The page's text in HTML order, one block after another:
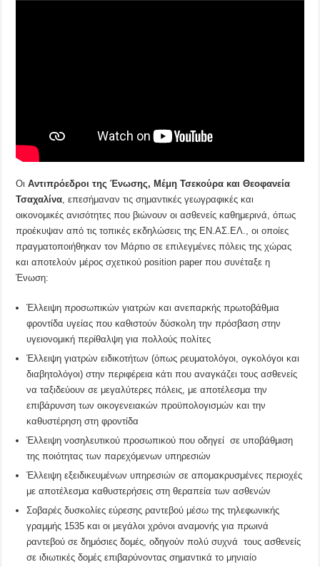
ΟιΑντιπρόεδροι της Ένωσης, Μέμη Τσεκούρα και Θεοφανεία
Τσαχαλίνα, επεσήμαναν τις σημαντικές γεωγραφικές και
οικονομικές ανισότητες που βιώνουν οι ασθενείς καθημερινά, όπως
προέκυψαν από τις τοπικές εκδηλώσεις της ΕΝ.ΑΣ.ΕΛ., οι οποίες
πραγματοποιήθηκαν τον Μάρτιο σε επιλεγμένες πόλεις της χώρας
και αποτελούν μέρος σχετικού position paper που συνέταξε η
Ένωση:
Έλλειψη προσωπικών γιατρών και ανεπαρκής πρωτοβάθμια
φροντίδα υγείας που καθιστούν δύσκολη την πρόσβαση στην
υγειονομική περίθαλψη για πολλούς πολίτες
Έλλειψη γιατρών ειδικοτήτων (όπως ρευματολόγοι, ογκολόγοι και
διαβητολόγοι) στην περιφέρεια κάτι που αναγκάζει τους ασθενείς
να ταξιδεύουν σε μεγαλύτερες πόλεις, με αποτέλεσμα την
επιβάρυνση των οικογενειακών προϋπολογισμών και την
καθυστέρηση στη φροντίδα
Έλλειψη νοσηλευτικού προσωπικού που οδηγεί σε υποβάθμιση
της ποιότητας των παρεχόμενων υπηρεσιών
Έλλειψη εξειδικευμένων υπηρεσιών σε απομακρυσμένες περιοχές
με αποτέλεσμα καθυστερήσεις στη θεραπεία των ασθενών
Σοβαρές δυσκολίες εύρεσης ραντεβού μέσω της τηλεφωνικής
γραμμής 1535 και οι μεγάλοι χρόνοι αναμονής για πρωινά
ραντεβού σε δημόσιες δομές, οδηγούν πολύ συχνά τους ασθενείς
σε ιδιωτικές δομές επιβαρύνοντας σημαντικά το μηνιαίο